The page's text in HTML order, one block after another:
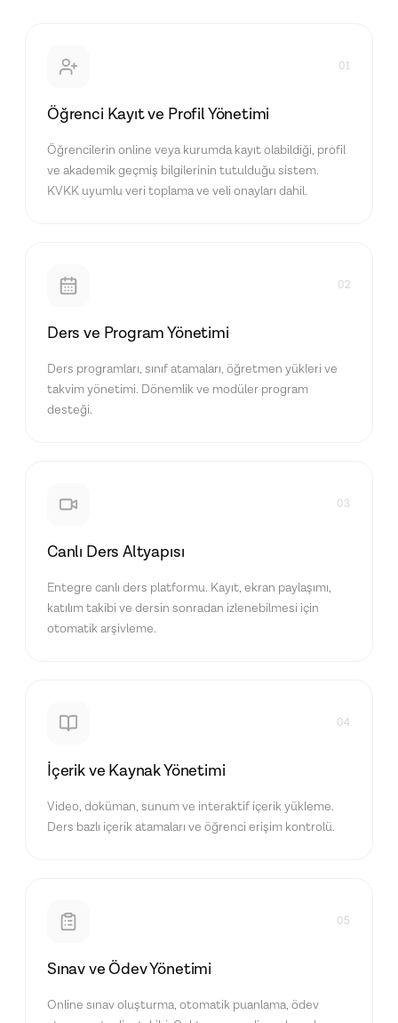
01
Öğrenci Kayıt ve Profil Yönetimi
Öğrencilerin online veya kurumda kayıt olabildiği, profil
ve akademik geçmiş bilgilerinin tutulduğu sistem.
KVKK uyumlu veri toplama ve veli onayları dahil.
02
Ders ve Program Yönetimi
Ders programları, sınıf atamaları, öğretmen yükleri ve
takvim yönetimi. Dönemlik ve modüler program
desteği.
03
Canlı Ders Altyapısı
Entegre canlı ders platformu. Kayıt, ekran paylaşımı,
katılım takibi ve dersin sonradan izlenebilmesi için
otomatik arşivleme.
04
İçerik ve Kaynak Yönetimi
Video, doküman, sunum ve interaktif içerik yükleme.
Ders bazlı içerik atamaları ve öğrenci erişim kontrolü.
05
Sınav ve Ödev Yönetimi
Online sınav oluşturma, otomatik puanlama, ödev